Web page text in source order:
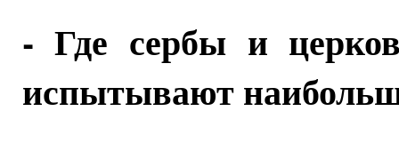
- Где сербы и
испытывают